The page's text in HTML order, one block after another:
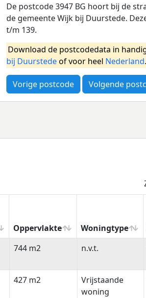
De postcode 3947 BG hoort bij de
de gemeente Wijk bij Duurstede.
t/m 139.
Download de postcodedata in
bij Duurstedeof voor heel Nederland.
Vorige postcode Volgende
Oppervlakte Woningtype
Oppervlakte Woningtype
744 m2 n.v.t.
427 m2
Vrijstaande
woning